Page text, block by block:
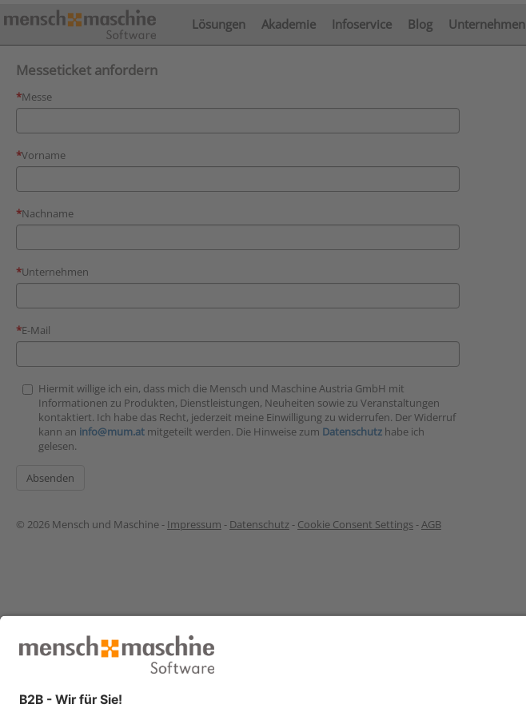
Lösungen Akademie Infoservice Blog Unternehmen
Messeticket anfordern
Messe
Vorname
Nachname
Unternehmen
E-Mail
Hiermit willige ich ein, dass mich die Mensch und Maschine Austria GmbH mit
Informationen zu Produkten, Dienstleistungen, Neuheiten sowie zu Veranstaltungen
kontaktiert. Ich habe das Recht, jederzeit meine Einwilligung zu widerrufen. Der Widerruf
kann an info@mum.at mitgeteilt werden. Die Hinweise zum Datenschutz habe ich
gelesen.
© 2026 Mensch und Maschine - Impressum - Datenschutz- Cookie Consent Settings-AGB